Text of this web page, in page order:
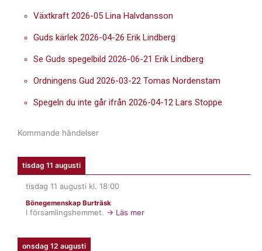
Växtkraft 2026-05 Lina Halvdansson
Guds kärlek 2026-04-26 Erik Lindberg
Se Guds spegelbild 2026-06-21 Erik Lindberg
Ordningens Gud 2026-03-22 Tomas Nordenstam
Spegeln du inte går ifrån 2026-04-12 Lars Stoppe
Kommande händelser
tisdag 11 augusti
tisdag 11 augusti kl. 18:00
Bönegemenskap Burträsk
I församlingshemmet. → Läs mer
onsdag 12 augusti